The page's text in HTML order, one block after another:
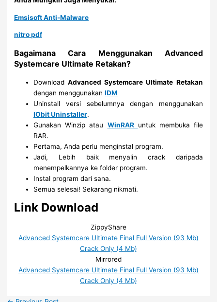
Emsisoft Anti-Malware
nitro pdf
Bagaimana Cara Menggunakan Advanced
Systemcare Ultimate Retakan?
DownloadAdvanced Systemcare Ultimate Retakan
dengan menggunakanIDM
Uninstall versi sebelumnya dengan menggunakan
IObit Uninstaller.
Gunakan Winzip atau WinRAR untuk membuka file
RAR.
Pertama, Anda perlu menginstal program.
Jadi, Lebih baik menyalin crack daripada
menempelkannya ke folder program.
Instal program dari sana.
Semua selesai! Sekarang nikmati.
Link Download
ZippyShare
Advanced Systemcare Ultimate Final Full Version (93 Mb)
Crack Only (4 Mb)
Mirrored
Advanced Systemcare Ultimate Final Full Version (93 Mb)
Crack Only (4 Mb)